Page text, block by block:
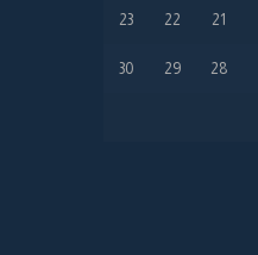
21
22
23
28
29
30